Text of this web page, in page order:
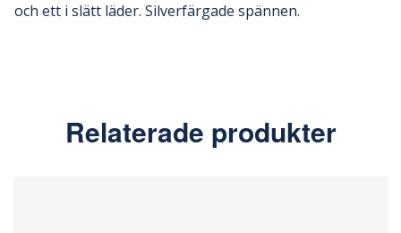
och ett i slätt läder. Silverfärgade spännen.
Relaterade produkter